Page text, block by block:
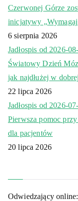
Czerwonej Górze
inicjatywy „Wymagaj
6 sierpnia 2026
Jadłospis od 2026-
Światowy Dzień
jak najdłużej w
22 lipca 2026
Jadłospis od 2026-
Pierwsza pomoc
dla pacjentów
20 lipca 2026
Odwiedzający